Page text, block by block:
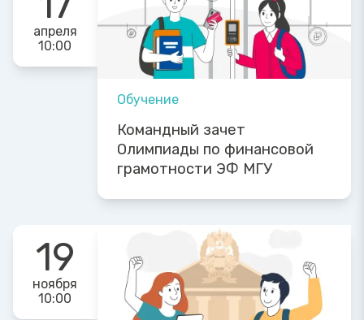
апреля
10:00
Обучение
Командный зачет
Олимпиады по финансовой
грамотности ЭФ МГУ
19
ноября
10:00